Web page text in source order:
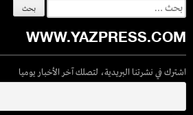
البحث
عن:
WWW.YAZPRESS.COM
اشترك في نشرتنا البريدية، لتصلك آخر الأخبار يوميا